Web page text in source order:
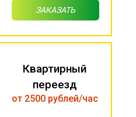
ЗАКАЗАТЬ
Квартирный
переезд
от 2500 рублей/час